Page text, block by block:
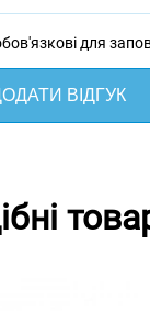
для
ВІДГУК